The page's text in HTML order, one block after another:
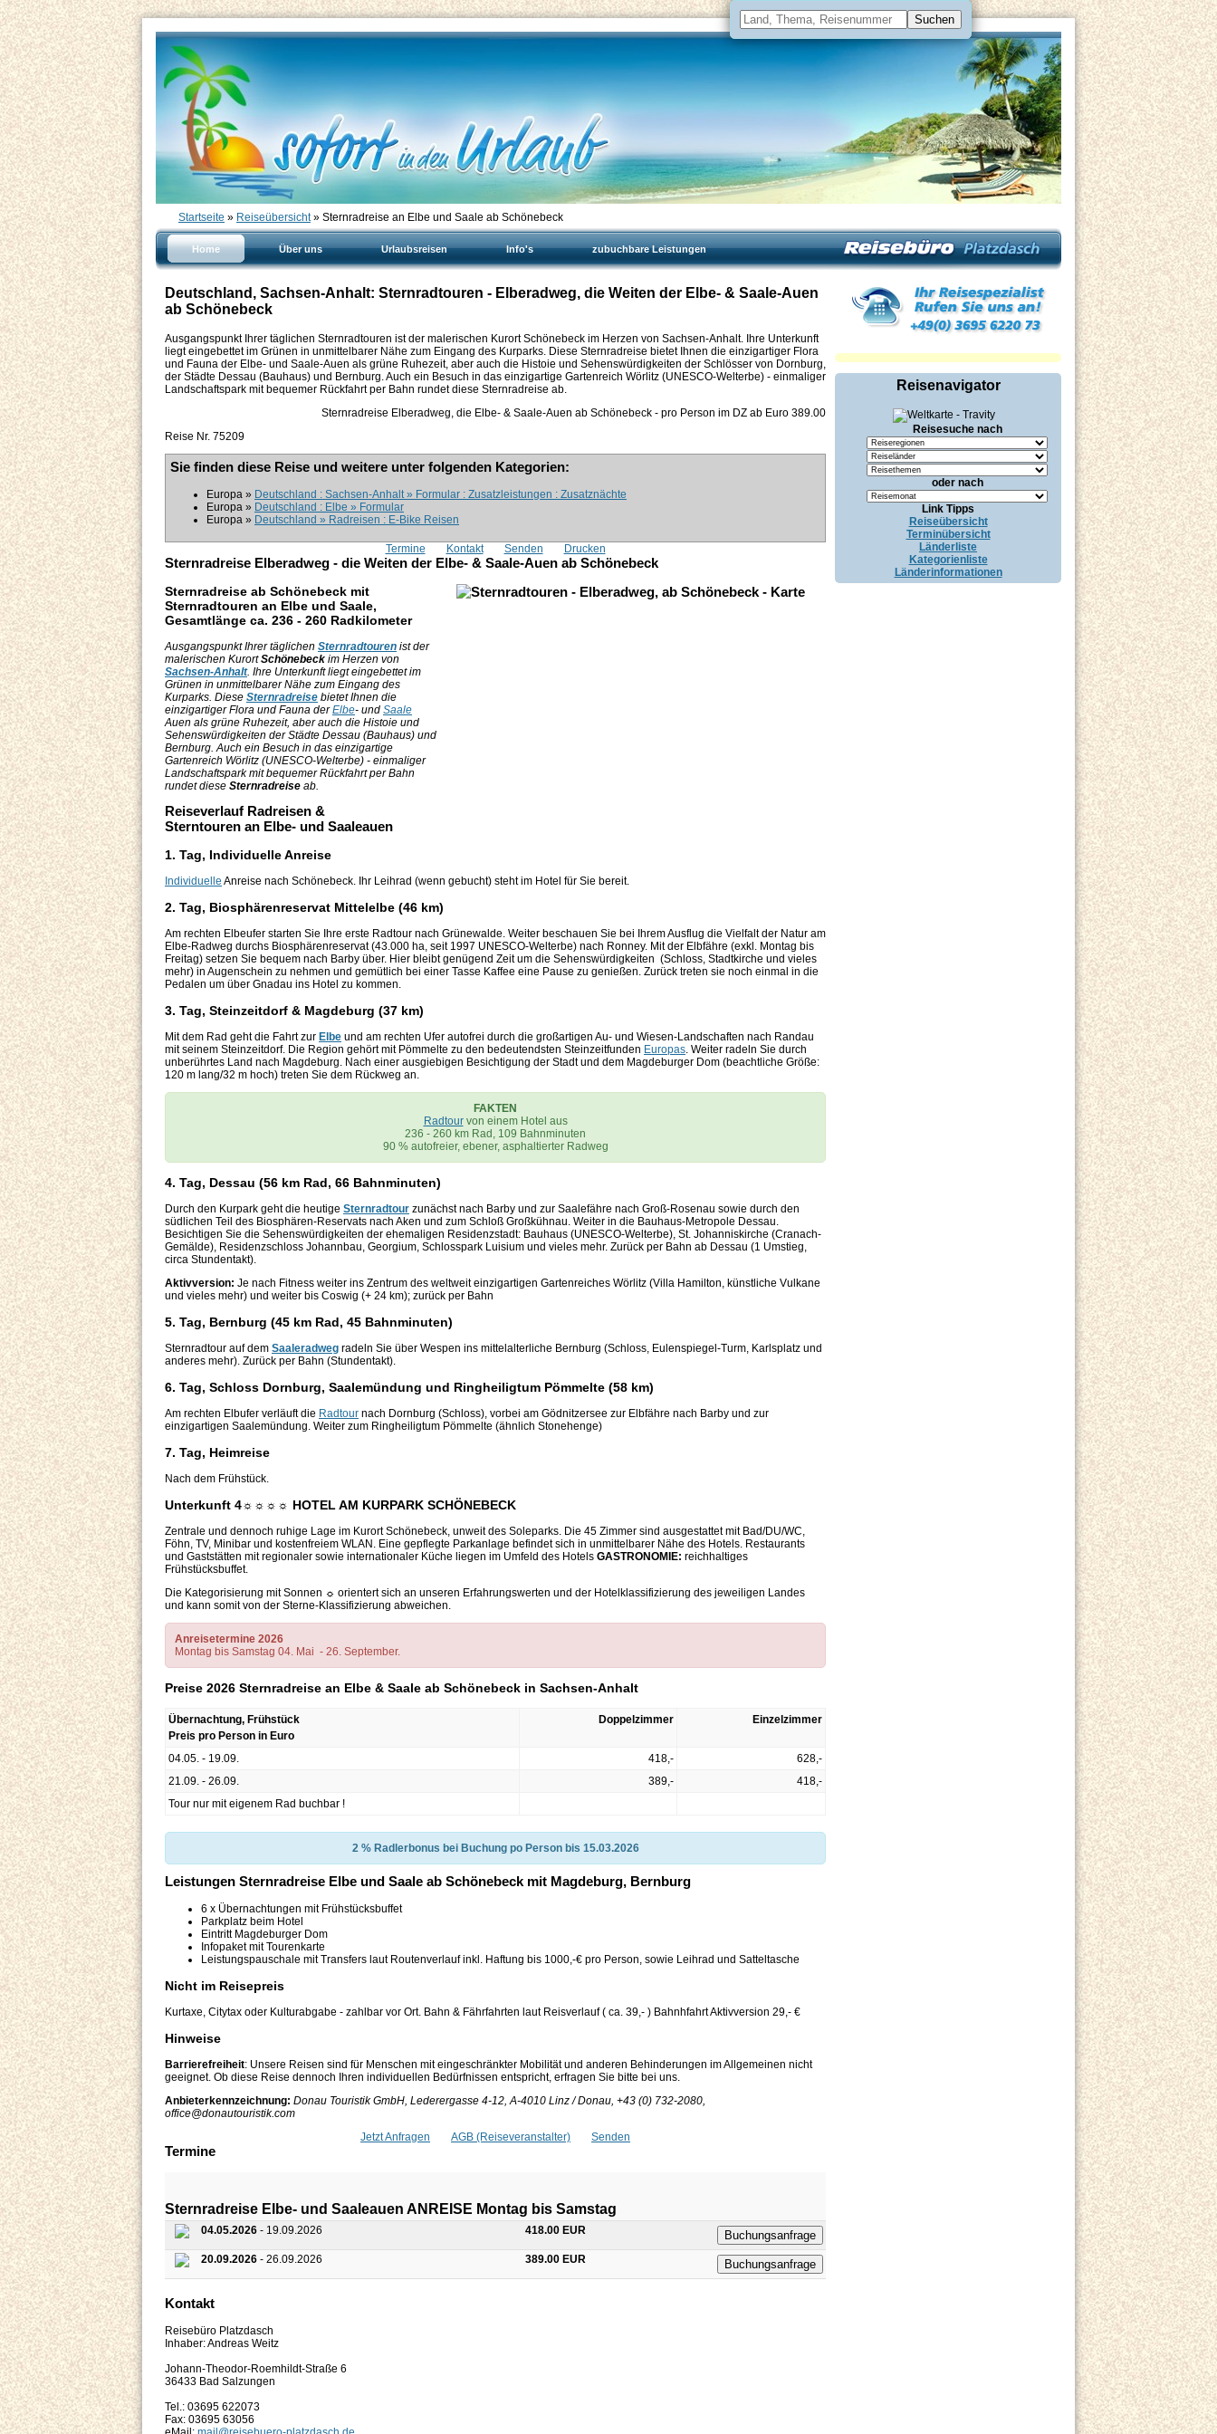
Startseite » Reiseübersicht» Sternradreise an Elbe und Saale ab Schönebeck
Home Über uns Urlaubsreisen Info's zubuchbare Leistungen
Deutschland, Sachsen-Anhalt: Sternradtouren - Elberadweg, die Weiten der Elbe- & Saale-Auen
ab Schönebeck
Ausgangspunkt Ihrer täglichen Sternradtouren ist der malerischen Kurort Schönebeck im Herzen von Sachsen-Anhalt. Ihre Unterkunft
liegt eingebettet im Grünen in unmittelbarer Nähe zum Eingang des Kurparks. Diese Sternradreise bietet Ihnen die einzigartiger Flora
und Fauna der Elbe- und Saale-Auen als grüne Ruhezeit, aber auch die Histoie und Sehenswürdigkeiten der Schlösser von Dornburg,
der Städte Dessau (Bauhaus) und Bernburg. Auch ein Besuch in das einzigartige Gartenreich Wörlitz (UNESCO-Welterbe) - einmaliger
Landschaftspark mit bequemer Rückfahrt per Bahn rundet diese Sternradreise ab.
Sternradreise Elberadweg, die Elbe- & Saale-Auen ab Schönebeck - pro Person im DZ ab Euro 389.00
Reise Nr. 75209
Sie finden diese Reise und weitere unter folgenden Kategorien:
Europa » Deutschland : Sachsen-Anhalt » Formular : Zusatzleistungen : Zusatznächte
Europa » Deutschland : Elbe » Formular
Europa » Deutschland » Radreisen : E-Bike Reisen
Termine Kontakt Senden Drucken
Sternradreise Elberadweg - die Weiten der Elbe- & Saale-Auen ab Schönebeck
Sternradreise ab Schönebeck mit
Sternradtouren an Elbe und Saale,
Gesamtlänge ca. 236 - 260 Radkilometer
Ausgangspunkt Ihrer täglichen Sternradtouren ist der
malerischen KurortSchönebeck im Herzen von
Sachsen-Anhalt. Ihre Unterkunft liegt eingebettet im
Grünen in unmittelbarer Nähe zum Eingang des
Kurparks. Diese Sternradreise bietet Ihnen die
einzigartiger Flora und Fauna derElbe- und Saale
Auen als grüne Ruhezeit, aber auch die Histoie und
Sehenswürdigkeiten der Städte Dessau (Bauhaus) und
Bernburg. Auch ein Besuch in das einzigartige
Gartenreich Wörlitz (UNESCO-Welterbe) - einmaliger
Landschaftspark mit bequemer Rückfahrt per Bahn
rundet diese Sternradreise ab.
Reiseverlauf Radreisen &
Sterntouren an Elbe- und Saaleauen
1. Tag, Individuelle Anreise
Individuelle Anreise nach Schönebeck. Ihr Leihrad (wenn gebucht) steht im Hotel für Sie bereit.
2. Tag, Biosphärenreservat Mittelelbe (46 km)
Am rechten Elbeufer starten Sie Ihre erste Radtour nach Grünewalde. Weiter beschauen Sie bei Ihrem Ausflug die Vielfalt der Natur am
Elbe-Radweg durchs Biosphärenreservat (43.000 ha, seit 1997 UNESCO-Welterbe) nach Ronney. Mit der Elbfähre (exkl. Montag bis
Freitag) setzen Sie bequem nach Barby über. Hier bleibt genügend Zeit um die Sehenswürdigkeiten (Schloss, Stadtkirche und vieles
mehr) in Augenschein zu nehmen und gemütlich bei einer Tasse Kaffee eine Pause zu genießen. Zurück treten sie noch einmal in die
Pedalen um über Gnadau ins Hotel zu kommen.
3. Tag, Steinzeitdorf & Magdeburg (37 km)
Mit dem Rad geht die Fahrt zur Elbe und am rechten Ufer autofrei durch die großartigen Au- und Wiesen-Landschaften nach Randau
mit seinem Steinzeitdorf. Die Region gehört mit Pömmelte zu den bedeutendsten Steinzeitfunden Europas. Weiter radeln Sie durch
unberührtes Land nach Magdeburg. Nach einer ausgiebigen Besichtigung der Stadt und dem Magdeburger Dom (beachtliche Größe:
120 m lang/32 m hoch) treten Sie dem Rückweg an.
FAKTEN
Radtourvon einem Hotel aus
236 - 260 km Rad, 109 Bahnminuten
90 % autofreier, ebener, asphaltierter Radweg
4. Tag, Dessau (56 km Rad, 66 Bahnminuten)
Durch den Kurpark geht die heutige Sternradtour zunächst nach Barby und zur Saalefähre nach Groß-Rosenau sowie durch den
südlichen Teil des Biosphären-Reservats nach Aken und zum Schloß Großkühnau. Weiter in die Bauhaus-Metropole Dessau.
Besichtigen Sie die Sehenswürdigkeiten der ehemaligen Residenzstadt: Bauhaus (UNESCO-Welterbe), St. Johanniskirche (Cranach-
Gemälde), Residenzschloss Johannbau, Georgium, Schlosspark Luisium und vieles mehr. Zurück per Bahn ab Dessau (1 Umstieg,
circa Stundentakt).
Aktivversion: Je nach Fitness weiter ins Zentrum des weltweit einzigartigen Gartenreiches Wörlitz (Villa Hamilton, künstliche Vulkane
und vieles mehr) und weiter bis Coswig (+ 24 km); zurück per Bahn
5. Tag, Bernburg (45 km Rad, 45 Bahnminuten)
Sternradtour auf dem Saaleradweg radeln Sie über Wespen ins mittelalterliche Bernburg (Schloss, Eulenspiegel-Turm, Karlsplatz und
anderes mehr). Zurück per Bahn (Stundentakt).
6. Tag, Schloss Dornburg, Saalemündung und Ringheiligtum Pömmelte (58 km)
Am rechten Elbufer verläuft die Radtour nach Dornburg (Schloss), vorbei am Gödnitzersee zur Elbfähre nach Barby und zur
einzigartigen Saalemündung. Weiter zum Ringheiligtum Pömmelte (ähnlich Stonehenge)
7. Tag, Heimreise
Nach dem Frühstück.
Unterkunft 4☼☼☼☼ HOTEL AM KURPARK SCHÖNEBECK
Zentrale und dennoch ruhige Lage im Kurort Schönebeck, unweit des Soleparks. Die 45 Zimmer sind ausgestattet mit Bad/DU/WC,
Föhn, TV, Minibar und kostenfreiem WLAN. Eine gepflegte Parkanlage befindet sich in unmittelbarer Nähe des Hotels. Restaurants
und Gaststätten mit regionaler sowie internationaler Küche liegen im Umfeld des Hotels GASTRONOMIE: reichhaltiges
Frühstücksbuffet.
Die Kategorisierung mit Sonnen ☼ orientert sich an unseren Erfahrungswerten und der Hotelklassifizierung des jeweiligen Landes
und kann somit von der Sterne-Klassifizierung abweichen.
Anreisetermine 2026
Montag bis Samstag 04. Mai - 26. September.
Preise 2026 Sternradreise an Elbe & Saale ab Schönebeck in Sachsen-Anhalt
Übernachtung, Frühstück
Preis pro Person in Euro
Doppelzimmer Einzelzimmer
04.05. - 19.09. 418,-
628,-
21.09. - 26.09.
389,-
418,-
Tour nur mit eigenem Rad buchbar !
2 % Radlerbonus bei Buchung po Person bis 15.03.2026
Leistungen Sternradreise Elbe und Saale ab Schönebeck mit Magdeburg, Bernburg
6 x Übernachtungen mit Frühstücksbuffet
Parkplatz beim Hotel
Eintritt Magdeburger Dom
Infopaket mit Tourenkarte
Leistungspauschale mit Transfers laut Routenverlauf inkl. Haftung bis 1000,-€ pro Person, sowie Leihrad und Satteltasche
Nicht im Reisepreis
Kurtaxe, Citytax oder Kulturabgabe - zahlbar vor Ort. Bahn & Fährfahrten laut Reisverlauf ( ca. 39,- ) Bahnhfahrt Aktivversion 29,- €
Hinweise
Barrierefreiheit: Unsere Reisen sind für Menschen mit eingeschränkter Mobilität und anderen Behinderungen im Allgemeinen nicht
geeignet. Ob diese Reise dennoch Ihren individuellen Bedürfnissen entspricht, erfragen Sie bitte bei uns.
Anbieterkennzeichnung: Donau Touristik GmbH, Lederergasse 4-12, A-4010 Linz / Donau, +43 (0) 732-2080,
office@donautouristik.com
Jetzt Anfragen
AGB (Reiseveranstalter) Senden
Termine
Sternradreise Elbe- und Saaleauen ANREISE Montag bis Samstag
04.05.2026 - 19.09.2026 418.00 EUR Buchungsanfrage
20.09.2026 - 26.09.2026 389.00 EUR Buchungsanfrage
Kontakt
Reisebüro Platzdasch
Inhaber: Andreas Weitz
Johann-Theodor-Roemhildt-Straße 6
36433 Bad Salzungen
Tel.: 03695 622073
Fax: 03695 63056
Reisenavigator
Reisesuche nach
oder nach
Link Tipps
Reiseübersicht
Terminübersicht
Länderliste
Kategorienliste
Länderinformationen